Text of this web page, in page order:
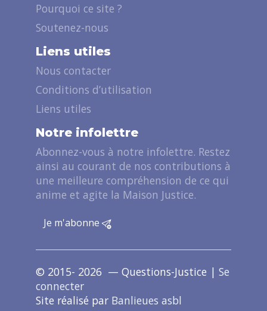
Pourquoi ce site ?
Soutenez-nous
Liens utiles
Nous contacter
Conditions d’utilisation
Liens utiles
Notre infolettre
Abonnez-vous à notre infolettre. Restez
ainsi au courant de nos contributions à
une meilleure compréhension de ce qui
anime et agite la Maison Justice.
Je m'abonne
© 2015- 2026 — Questions-Justice | Se
connecter
Site réalisé par Banlieues asbl